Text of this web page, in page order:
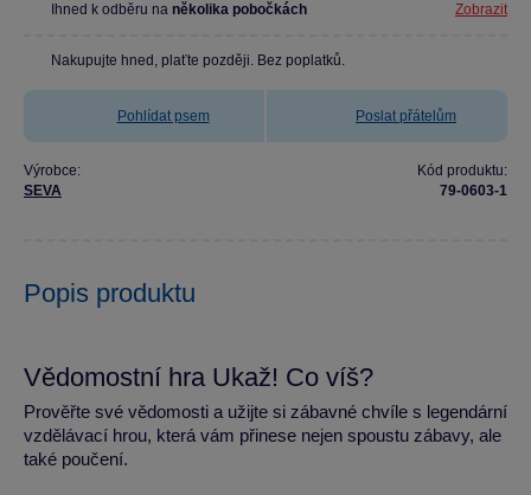
Ihned k odběru na několika pobočkách Zobrazit
Nakupujte hned, plaťte později. Bez poplatků.
Pohlídat psem Poslat přátelům
Výrobce:
SEVA
Kód produktu:
79-0603-1
Popis produktu
Vědomostní hra Ukaž! Co víš?
Prověřte své vědomosti a užijte si zábavné chvíle s legendární
vzdělávací hrou, která vám přinese nejen spoustu zábavy, ale
také poučení.